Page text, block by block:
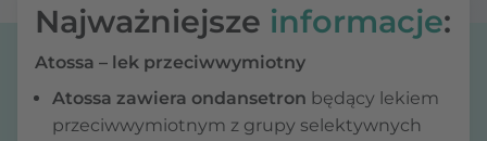
Najważniejsze informacje:
Atossa – lek przeciwwymiotny
Atossa zawiera ondansetron będący lekiem
przeciwwymiotnym z grupy selektywnych